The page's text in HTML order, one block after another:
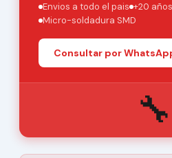
Envios a todo el pais +20
Micro-soldadura SMD
Consultar por
🔧